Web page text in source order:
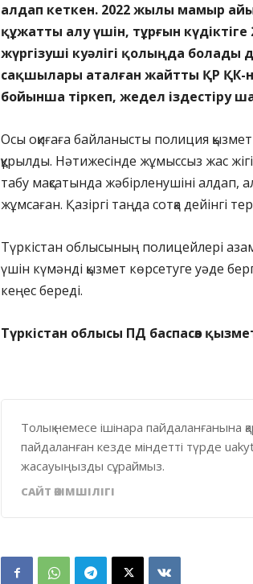
алдап кеткен. 2022 жылы мамыр
құжатты алу үшін, тұрғын күдіктіге
жүргізуші куәлігі қолыңда болады
сақшылары аталған жайтты ҚР ҚК-
бойынша тіркеп, жедел іздестіру
Осы оқиғаға байланысты полиция
құрылды. Нәтижесінде жұмыссыз жас
табу мақсатында жәбірленушіні алдап,
жұмсаған. Қазіргі таңда сотқа дейінгі
Түркістан облысының полицейлері
үшін күмәнді қызмет көрсетуге уәде
кеңес береді.
Түркістан облысы ПД баспасөз
Толық немесе ішінара пайдаланғанына
пайдаланған кезде міндетті түрде
жасауыңызды сұраймыз.
САЙТ ӘКІМШІЛІГІ